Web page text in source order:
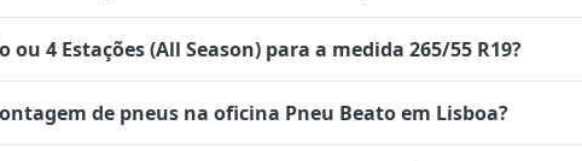
ou 4 Estações (All Season) para a medida 265/55 R19?
de pneus na oficina Pneu Beato em Lisboa?